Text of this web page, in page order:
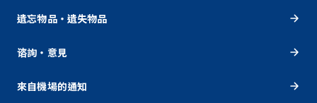
遺忘物品・遺失物品
谘詢・意見
來自機場的通知